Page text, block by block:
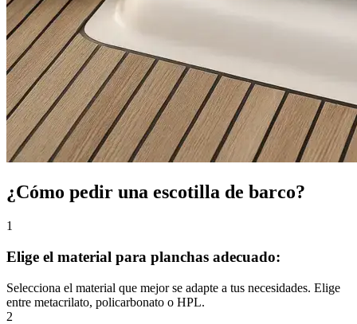
¿Cómo pedir una escotilla de barco?
1
Elige el material para planchas adecuado:
Selecciona el material que mejor se adapte a tus necesidades. Elige
entre metacrilato, policarbonato o HPL.
2